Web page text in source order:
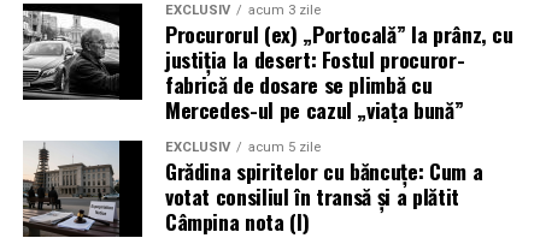
EXCLUSIV acum 3 zile
Procurorul (ex) „Portocală” la prânz, cu
justiția la desert: Fostul procuror-
fabrică de dosare se plimbă cu
Mercedes-ul pe cazul „viața bună”
EXCLUSIV acum 5 zile
Grădina spiritelor cu băncuțe: Cum a
votat consiliul în transă și a plătit
Câmpina nota (I)